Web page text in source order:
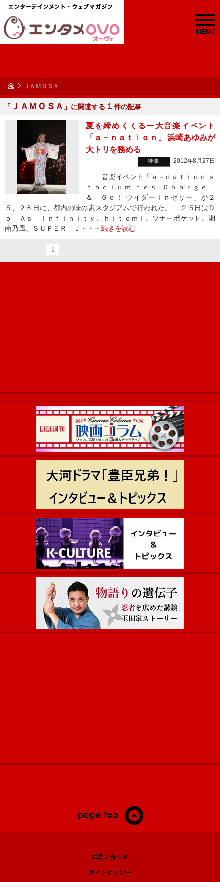
MENU
ＪＡＭＯＳＡ
「 ＪＡＭＯＳＡ 」に関連する １ 件の記事
夏を締めくくる一大音楽イベント
「ａ－ｎａｔｉｏｎ」 浜崎あゆみが
大トリを務める
特集 2012年8月27日
音楽イベント「ａ－ｎａｔｉｏｎ ｓ
ｔａｄｉｕｍ ｆｅｓ. Ｃｈａｒｇｅ
＆ Ｇｏ！ ウイダーｉｎゼリー」が２
５、２６日に、都内の味の素スタジアムで行われた。 ２５日はＤ
ｏ Ａｓ Ｉｎｆｉｎｉｔｙ、ｈｉｔｏｍｉ、ソナーポケット、湘
南乃風、ＳＵＰＥＲ Ｊ・・・ 続きを読む
1